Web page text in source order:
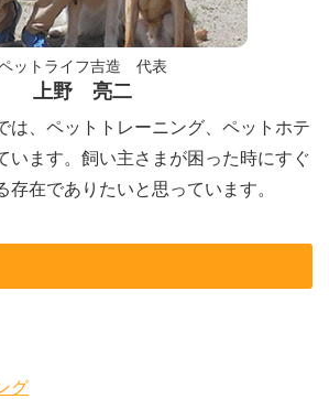
ットライフ吉造 代表
上野 亮二
は、ペットトレーニング、ペットホテ
います。飼い主さまが困った時にすぐ
存在でありたいと思っています。
グ